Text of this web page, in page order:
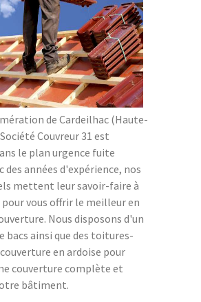
de Cardeilhac (Haute-
Couvreur 31 est
le plan urgence fuite
des années d'expérience, nos
mettent leur savoir-faire à
vous offrir le meilleur en
Nous disposons d'un
bacs ainsi que des toitures-
en ardoise pour
couverture complète et
bâtiment.